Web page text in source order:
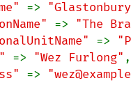
=>
=> "The
=>
=> "Wez Furlong" ,
=>